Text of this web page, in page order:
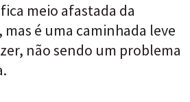
meio afastada da
é uma caminhada leve
não sendo um problema